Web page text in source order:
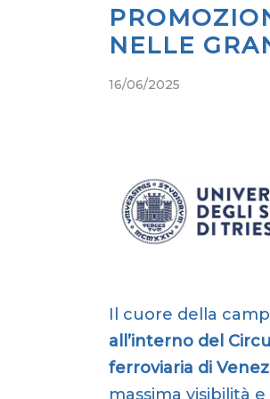
NELLE
16/06/2025
Il cuore della
all’interno del
ferroviaria di
massima visibilità